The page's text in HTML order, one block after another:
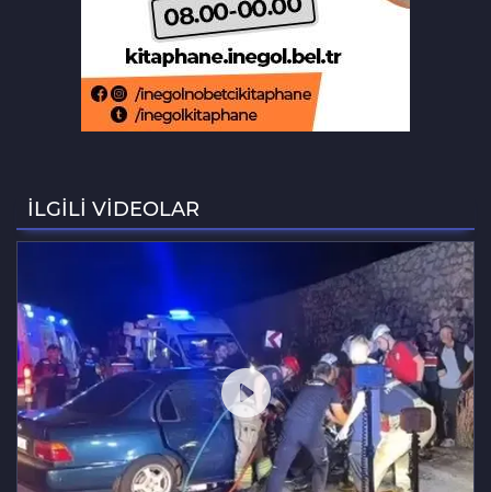
saniye kameraya yansıdı
Beğendiği takıları çaldı, kameraya
işte böyle yakalandı
ölümünde koca tutuklandı
Osmangazi’de yazlık sinema,
çocukları buluşturdu
İLGİLİ VİDEOLAR